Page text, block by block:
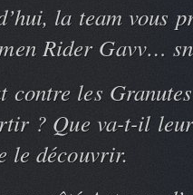
la team vous
Rider Gavv…
contre les
? Que va-t-il
le découvrir.